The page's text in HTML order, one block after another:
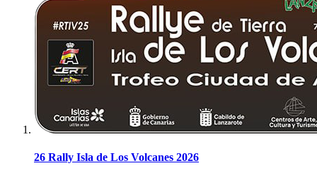
26 Rally Isla de Los Volcanes 2026